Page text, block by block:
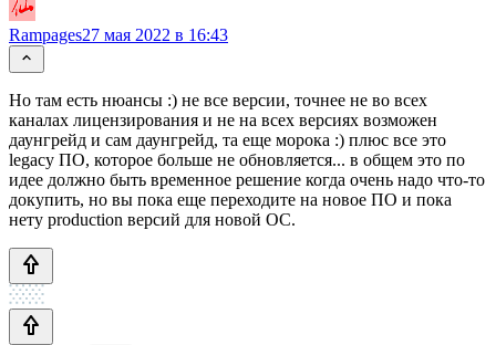
Rampages27 мая 2022 в 16:43
Но там есть нюансы :) не все версии, точнее не во всех
каналах лицензирования и не на всех версиях возможен
даунгрейд и сам даунгрейд, та еще морока :) плюс все это
legacy ПО, которое больше не обновляется... в общем это по
идее должно быть временное решение когда очень надо что-то
докупить, но вы пока еще переходите на новое ПО и пока
нету production версий для новой ОС.